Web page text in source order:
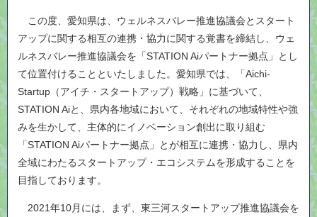
この度、愛知県は、ウェルネスバレー推進協議会とスタート
アップに関する相互の連携・協力に関する覚書を締結し、ウェ
ルネスバレー推進協議会を「STATION Aiパートナー拠点」とし
て位置付けることといたしました。愛知県では、「Aichi-
Startup（アイチ・スタートアップ）戦略」に基づいて、
STATION Aiと、県内各地域において、それぞれの地域特性や強
みを生かして、主体的にイノベーション創出に取り組む
「STATION Aiパートナー拠点」とが相互に連携・協力し、県内
全域にわたるスタートアップ・エコシステムを形成することを
目指しております。
2021年10月には、まず、東三河スタートアップ推進協議会を